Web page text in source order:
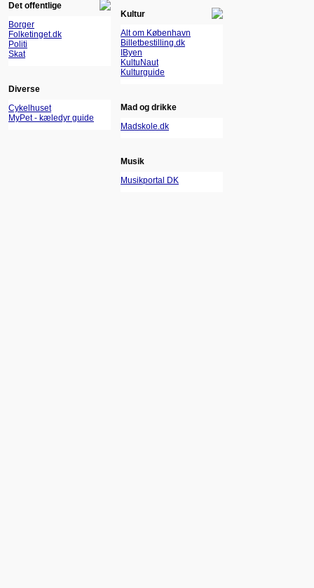
Det offentlige
Borger
Folketinget.dk
Politi
Skat
Diverse
Cykelhuset
MyPet - kæledyr guide
Kultur
Alt om København
Billetbestilling.dk
IByen
KultuNaut
Kulturguide
Mad og drikke
Madskole.dk
Musik
Musikportal DK